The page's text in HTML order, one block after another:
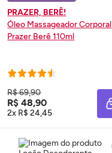
PRAZER, BERÊ!
Óleo Massageador Corporal
Prazer Berê 110ml
R$ 69,90
R$ 48,90
2x R$ 24,45